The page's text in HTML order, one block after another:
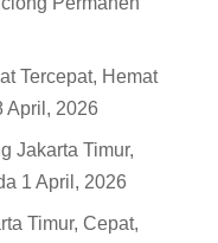
Tercepat, Hemat
April, 2026
Jakarta Timur,
1 April, 2026
Timur, Cepat,